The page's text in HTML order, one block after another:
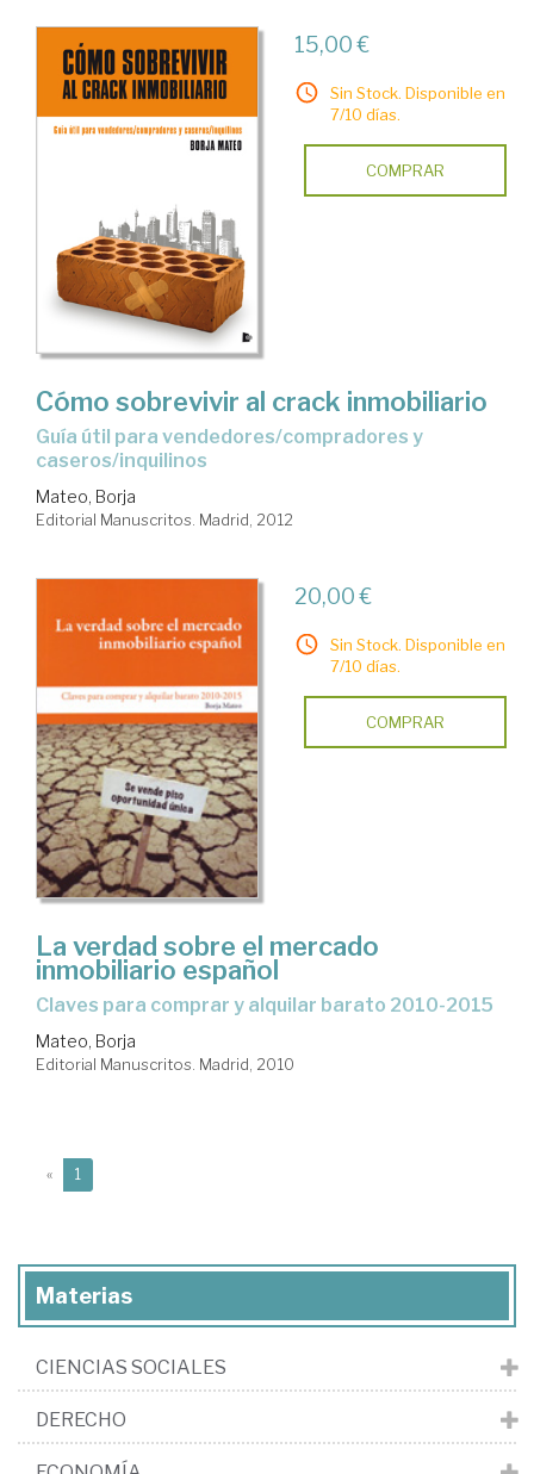
15,00 €
Sin Stock. Disponible en
7/10 días.
COMPRAR
Cómo sobrevivir al crack inmobiliario
guía útil para vendedores/compradores y
caseros/inquilinos
Mateo, Borja
Editorial Manuscritos. Madrid, 2012
20,00 €
Sin Stock. Disponible en
7/10 días.
COMPRAR
La verdad sobre el mercado
inmobiliario español
claves para comprar y alquilar barato 2010-2015
Mateo, Borja
Editorial Manuscritos. Madrid, 2010
« 1
Materias
CIENCIAS SOCIALES
DERECHO